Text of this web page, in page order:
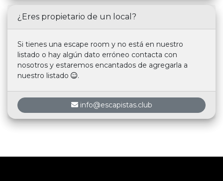
¿Eres propietario de un local?
Si tienes una escape room y no está en nuestro
listado o hay algún dato erróneo contacta con
nosotros y estaremos encantados de agregarla a
nuestro listado
.
info@escapistas.club